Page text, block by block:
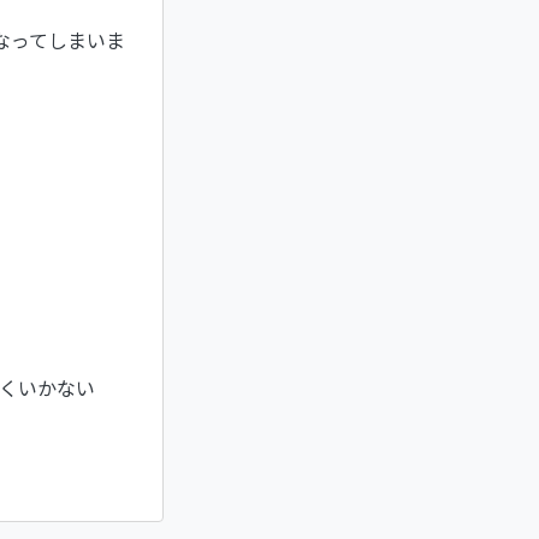
ってしまいま
いかない